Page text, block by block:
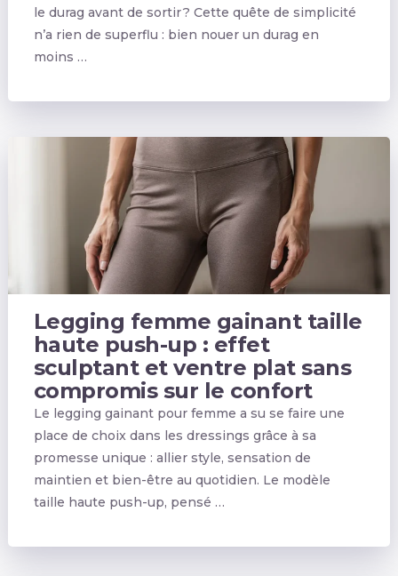
le durag avant de sortir ? Cette quête de simplicité
n’a rien de superflu : bien nouer un durag en
moins …
Legging femme gainant taille
haute push-up : effet
sculptant et ventre plat sans
compromis sur le confort
Le legging gainant pour femme a su se faire une
place de choix dans les dressings grâce à sa
promesse unique : allier style, sensation de
maintien et bien-être au quotidien. Le modèle
taille haute push-up, pensé …